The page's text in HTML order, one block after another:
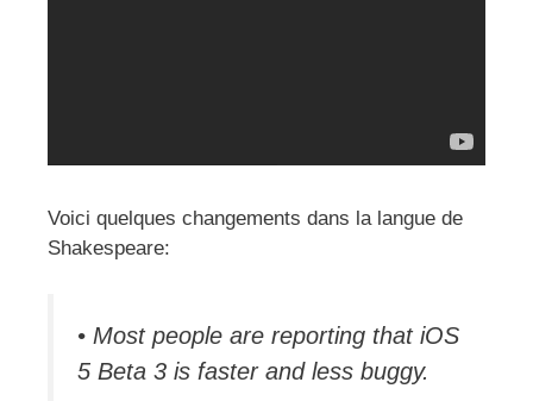
Voici quelques changements dans la langue de
Shakespeare:
• Most people are reporting that iOS
5 Beta 3 is faster and less buggy.